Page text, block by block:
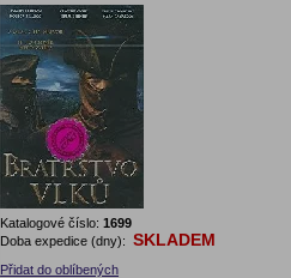
Katalogové číslo: 1699
Doba expedice (dny): SKLADEM
Přidat do oblíbených